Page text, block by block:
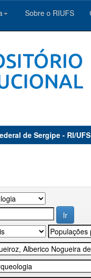
Sobre o RIUFS
de Sergipe - RI/UFS